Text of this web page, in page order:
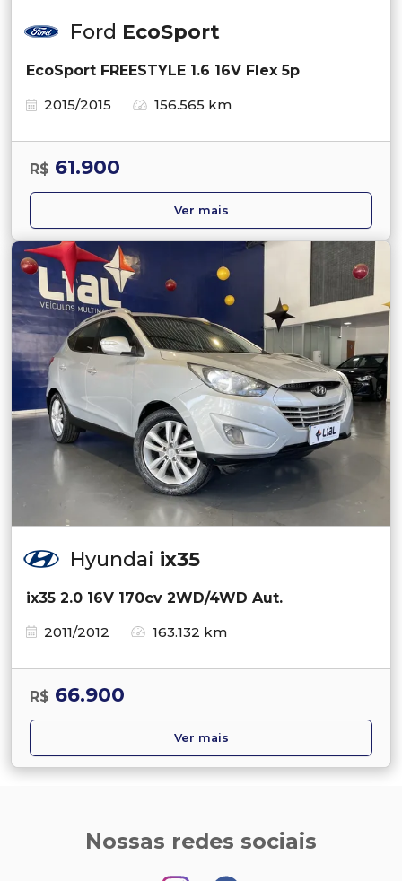
Ford EcoSport
EcoSport FREESTYLE 1.6 16V Flex 5p
2015/2015
156.565 km
R$ 61.900
Ver mais
Hyundai ix35
ix35 2.0 16V 170cv 2WD/4WD Aut.
2011/2012
163.132 km
R$ 66.900
Ver mais
Nossas redes sociais